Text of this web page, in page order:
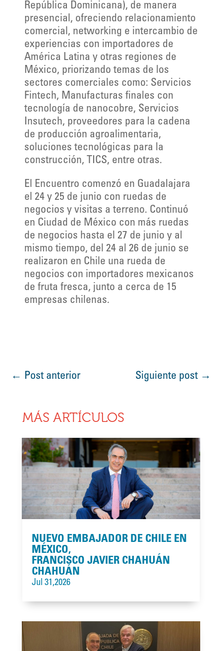
República Dominicana), de manera
presencial, ofreciendo relacionamiento
comercial, networking e intercambio de
experiencias con importadores de
América Latina y otras regiones de
México, priorizando temas de los
sectores comerciales como: Servicios
Fintech, Manufacturas finales con
tecnología de nanocobre, Servicios
Insutech, proveedores para la cadena
de producción agroalimentaria,
soluciones tecnológicas para la
construcción, TICS, entre otras.
El Encuentro comenzó en Guadalajara
el 24 y 25 de junio con ruedas de
negocios y visitas a terreno. Continuó
en Ciudad de México con más ruedas
de negocios hasta el 27 de junio y al
mismo tiempo, del 24 al 26 de junio se
realizaron en Chile una rueda de
negocios con importadores mexicanos
de fruta fresca, junto a cerca de 15
empresas chilenas.
← Post anterior Siguiente post→
MÁS ARTÍCULOS
NUEVO EMBAJADOR DE CHILE EN
MÉXICO,
FRANCISCO JAVIER CHAHUÁN
CHAHUÁN
Jul 31,2026